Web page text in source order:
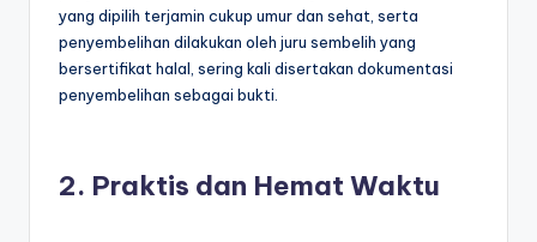
yang dipilih terjamin cukup umur dan sehat, serta
penyembelihan dilakukan oleh juru sembelih yang
bersertifikat halal, sering kali disertakan dokumentasi
penyembelihan sebagai bukti.
2. Praktis dan Hemat Waktu